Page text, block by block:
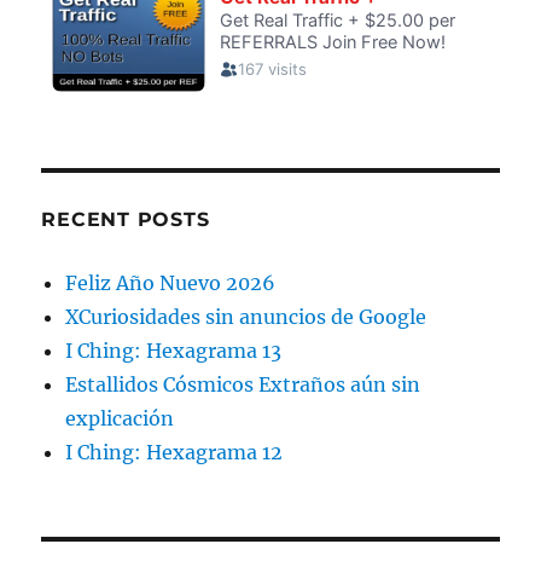
RECENT POSTS
Feliz Año Nuevo 2026
XCuriosidades sin anuncios de Google
I Ching: Hexagrama 13
Estallidos Cósmicos Extraños aún sin
explicación
I Ching: Hexagrama 12